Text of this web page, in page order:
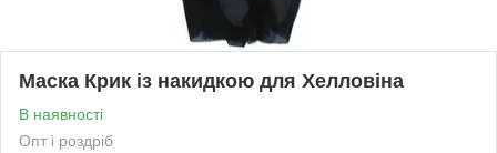
Маска Крик із накидкою для Хелловіна
В наявності
Опт і роздріб